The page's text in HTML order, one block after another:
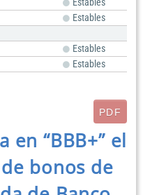
Estables
Estables
Estables
PDF
en “BBB+” el
bonos de